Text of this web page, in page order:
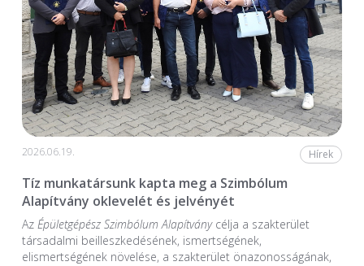
2026.06.19. Hírek
Tíz munkatársunk kapta meg a Szimbólum
Alapítvány oklevelét és jelvényét
Az Épületgépész Szimbólum Alapítványcélja a szakterület
társadalmi beilleszkedésének, ismertségének,
elismertségének növelése, a szakterület önazonosságának,